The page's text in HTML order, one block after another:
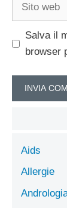
Salva il
browser
Aids
Allergie